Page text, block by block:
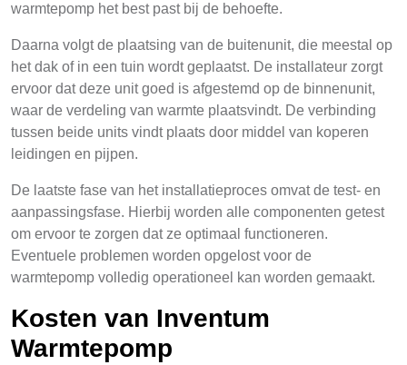
warmtepomp het best past bij de behoefte.
Daarna volgt de plaatsing van de buitenunit, die meestal op
het dak of in een tuin wordt geplaatst. De installateur zorgt
ervoor dat deze unit goed is afgestemd op de binnenunit,
waar de verdeling van warmte plaatsvindt. De verbinding
tussen beide units vindt plaats door middel van koperen
leidingen en pijpen.
De laatste fase van het installatieproces omvat de test- en
aanpassingsfase. Hierbij worden alle componenten getest
om ervoor te zorgen dat ze optimaal functioneren.
Eventuele problemen worden opgelost voor de
warmtepomp volledig operationeel kan worden gemaakt.
Kosten van Inventum
Warmtepomp